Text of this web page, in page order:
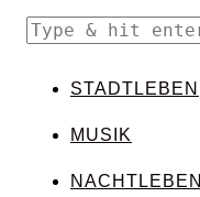
STADTLEBEN
MUSIK
NACHTLEBEN